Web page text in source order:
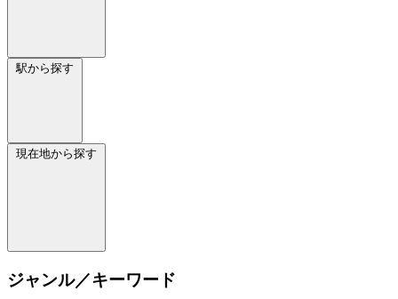
駅から探す
現在地から探す
ジャンル／キーワード